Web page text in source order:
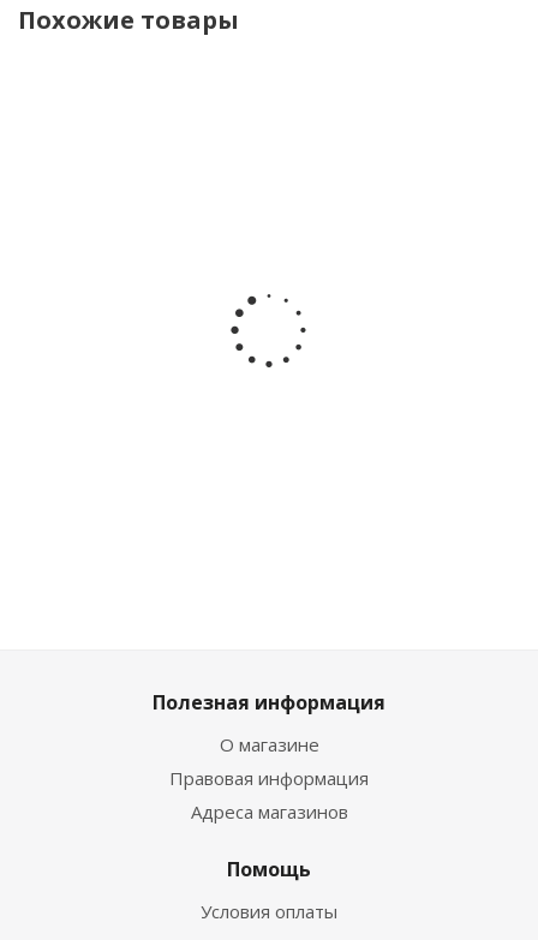
Похожие товары
Кроссовки
Baden
KPJ004-032
Кроссовки
Полезная информация
О магазине
Правовая информация
Адреса магазинов
Помощь
Условия оплаты